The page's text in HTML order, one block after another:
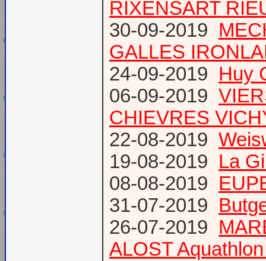
RIXENSART
30-09-2019
GALLES
24-09-2019 Huy
06-09-2019
CHIEVRES
22-08-2019
19-08-2019 La
08-08-2019
31-07-2019
26-07-2019
ALOST